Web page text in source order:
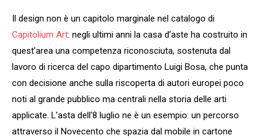
Il design non è un capitolo marginale nel catalogo di
Capitolium Art: negli ultimi anni la casa d’aste ha costruito in
quest’area una competenza riconosciuta, sostenuta dal
lavoro di ricerca del capo dipartimento Luigi Bosa, che punta
con decisione anche sulla riscoperta di autori europei poco
noti al grande pubblico ma centrali nella storia delle arti
applicate. L’asta dell’8 luglio ne è un esempio: un percorso
attraverso il Novecento che spazia dal mobile in cartone